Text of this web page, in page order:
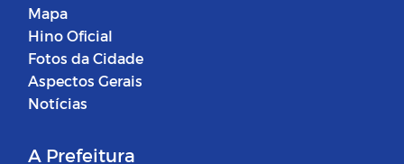
Mapa
Hino Oficial
Fotos da Cidade
Aspectos Gerais
Notícias
A Prefeitura